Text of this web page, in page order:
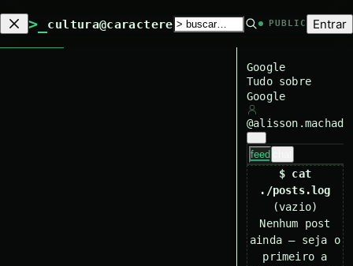
>_ cultura@caractere PUBLIC Entrar
Google
Tudo sobre
Google
@alisson.machado
feed
$ cat
./posts.log
(vazio)
Nenhum post
ainda — seja o
primeiro a